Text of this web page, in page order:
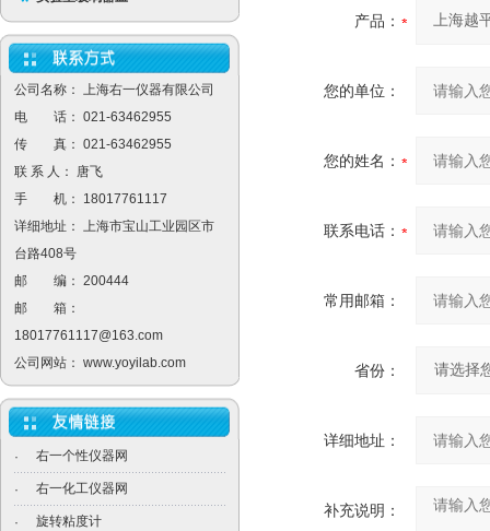
公司名称： 上海右一仪器有限公司
电 话： 021-63462955
传 真： 021-63462955
联 系 人： 唐飞
手 机： 18017761117
详细地址： 上海市宝山工业园区市
台路408号
邮 编： 200444
邮 箱：
18017761117@163.com
公司网站： www.yoyilab.com
· 右一个性仪器网
· 右一化工仪器网
· 旋转粘度计
产品：
您的单位：
您的姓名：
联系电话：
常用邮箱：
省份：
详细地址：
补充说明：